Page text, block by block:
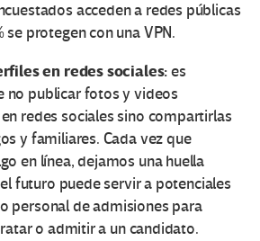
acceden a redes públicas
se protegen con una VPN.
en redes sociales:es
no publicar fotos y videos
redes sociales sino compartirlas
y familiares. Cada vez que
en línea, dejamos una huella
futuro puede servir a potenciales
personal de admisiones para
o admitir a un candidato.